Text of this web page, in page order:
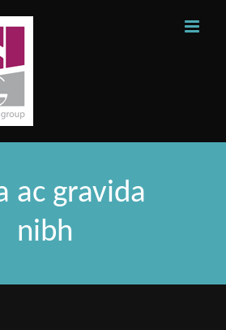
ac gravida
nibh